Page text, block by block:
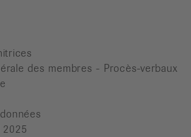
des membres - Procès-verbaux
2025